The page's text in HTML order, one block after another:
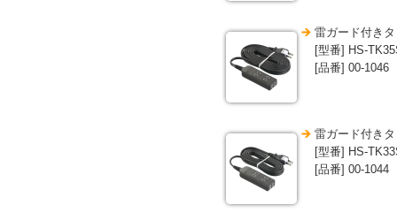
雷ガード付き
[型番] HS-
[品番] 00-1046
雷ガード付き
[型番] HS-
[品番] 00-1044